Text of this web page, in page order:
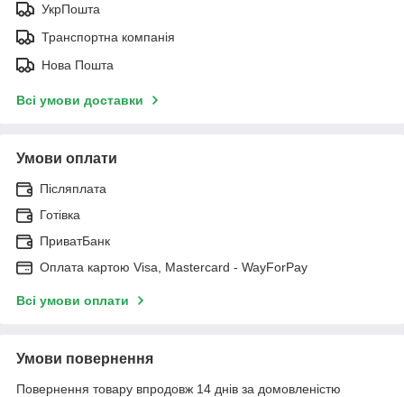
УкрПошта
Транспортна компанія
Нова Пошта
Всі умови доставки
Умови оплати
Післяплата
Готівка
ПриватБанк
Оплата картою Visa, Mastercard - WayForPay
Всі умови оплати
Умови повернення
Повернення товару впродовж 14 днів за домовленістю